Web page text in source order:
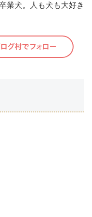
業犬。人も犬も大好き